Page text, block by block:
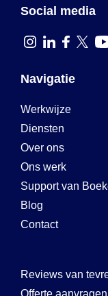
Social media
Navigatie
Werkwijze
Diensten
Over ons
Ons werk
Support van
Blog
Contact
Reviews van
Offerte aanvragen